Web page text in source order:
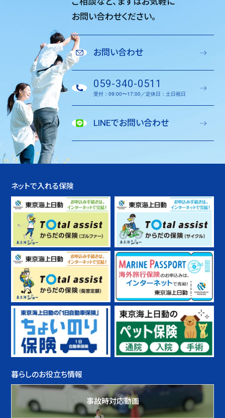
お問い合わせください。
お問い合わせ
059-340-0511
受付：09:00〜17:00／定休日：土日祝日
LINEでお問い合わせ
ネットで入れる保険
暮らしのお役立ち情報
事故時対応動画